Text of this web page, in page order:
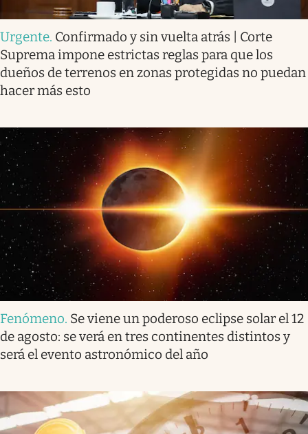
Urgente. Confirmado y sin vuelta atrás | Corte
Suprema impone estrictas reglas para que los
dueños de terrenos en zonas protegidas no puedan
hacer más esto
Fenómeno. Se viene un poderoso eclipse solar el 12
de agosto: se verá en tres continentes distintos y
será el evento astronómico del año